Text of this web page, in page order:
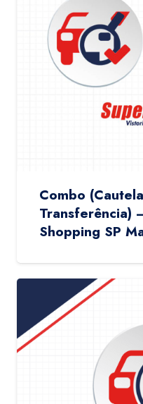
Combo
Transferência)
Shopping SP